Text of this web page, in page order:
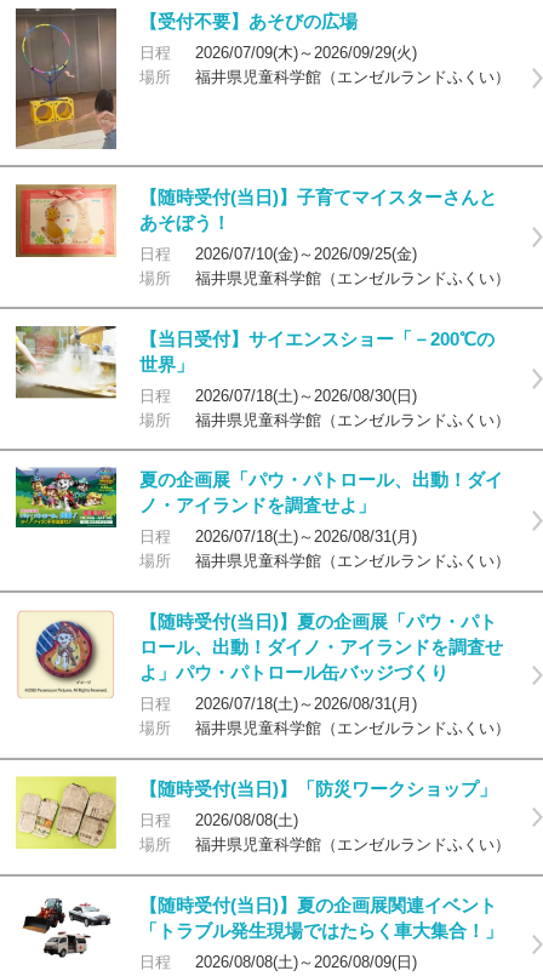
【受付不要】あそびの広場
日程
2026/07/09(木)～2026/09/29(火)
場所
福井県児童科学館（エンゼルランドふくい）
【随時受付(当日)】子育てマイスターさんと
あそぼう！
日程
2026/07/10(金)～2026/09/25(金)
場所
福井県児童科学館（エンゼルランドふくい）
【当日受付】サイエンスショー「－200℃の
世界」
日程
2026/07/18(土)～2026/08/30(日)
場所
福井県児童科学館（エンゼルランドふくい）
夏の企画展「パウ・パトロール、出動！ダイ
ノ・アイランドを調査せよ」
日程
2026/07/18(土)～2026/08/31(月)
場所
福井県児童科学館（エンゼルランドふくい）
【随時受付(当日)】夏の企画展「パウ・パト
ロール、出動！ダイノ・アイランドを調査せ
よ」パウ・パトロール缶バッジづくり
日程
2026/07/18(土)～2026/08/31(月)
場所
福井県児童科学館（エンゼルランドふくい）
【随時受付(当日)】「防災ワークショップ」
日程
2026/08/08(土)
場所
福井県児童科学館（エンゼルランドふくい）
【随時受付(当日)】夏の企画展関連イベント
「トラブル発生現場ではたらく車大集合！」
日程
2026/08/08(土)～2026/08/09(日)